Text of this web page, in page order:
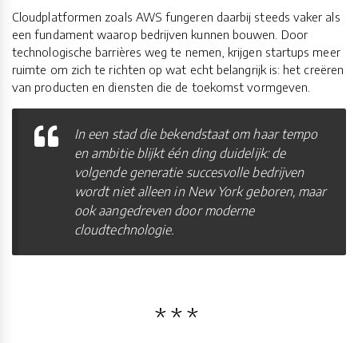
Cloudplatformen zoals AWS fungeren daarbij steeds vaker als
een fundament waarop bedrijven kunnen bouwen. Door
technologische barrières weg te nemen, krijgen startups meer
ruimte om zich te richten op wat echt belangrijk is: het creëren
van producten en diensten die de toekomst vormgeven.
In een stad die bekendstaat om haar tempo
en ambitie blijkt één ding duidelijk: de
volgende generatie succesvolle bedrijven
wordt niet alleen in New York geboren, maar
ook aangedreven door moderne
cloudtechnologie.